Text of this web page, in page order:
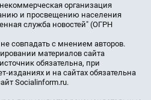
организация
и просвещению населения
служба новостей" (ОГРН
совпадать с мнением авторов.
материалов сайта
обязательна, при
изданиях и на сайтах обязательна
Socialinform.ru.